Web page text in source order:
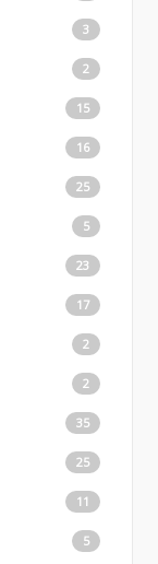
3
2
15
16
25
5
23
17
2
2
35
25
11
5